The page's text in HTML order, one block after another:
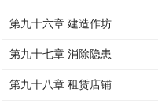
第九十六章 建造作坊
第九十七章 消除隐患
第九十八章 租赁店铺